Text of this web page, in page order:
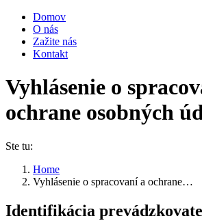
Domov
O nás
Zažite nás
Kontakt
Vyhlásenie o
ochrane osobných
Ste tu:
Home
Vyhlásenie o spracovaní a ochrane…
Identifikácia